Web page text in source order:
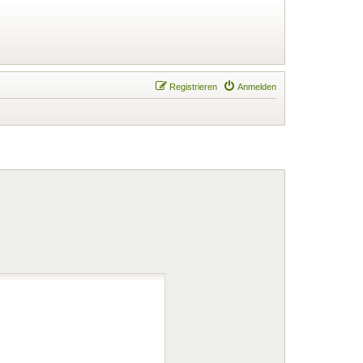
Anmelden
Registrieren